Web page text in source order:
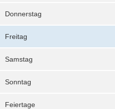
Donnerstag
Freitag
Samstag
Sonntag
Feiertage